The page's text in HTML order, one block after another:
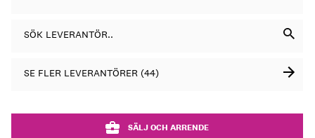
SÖK LEVERANTÖR..
SE FLER LEVERANTÖRER (44)
SÄLJ OCH ARRENDE